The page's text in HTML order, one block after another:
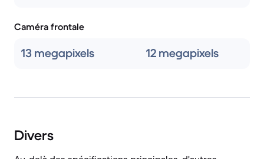
Caméra frontale
13 megapixels 12 megapixels
Divers